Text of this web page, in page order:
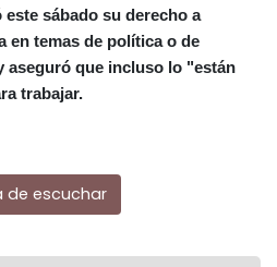
sábado su derecho a
en temas de política o de
aseguró que incluso lo "están
trabajar.
de escuchar